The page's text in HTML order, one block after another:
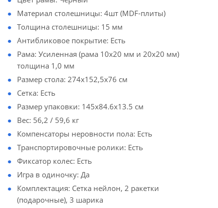
Материал столешницы: 4шт (MDF-плиты)
Толщина столешницы: 15 мм
Антибликовое покрытие: Есть
Рама: Усиленная (рама 10x20 мм и 20х20 мм)
толщина 1,0 мм
Размер стола: 274x152,5x76 см
Сетка: Есть
Размер упаковки: 145x84.6x13.5 см
Вес: 56,2 / 59,6 кг
Компенсаторы неровности пола: Есть
Транспортировочные ролики: Есть
Фиксатор колес: Есть
Игра в одиночку: Да
Комплектация: Сетка нейлон, 2 ракетки
(подарочные), 3 шарика